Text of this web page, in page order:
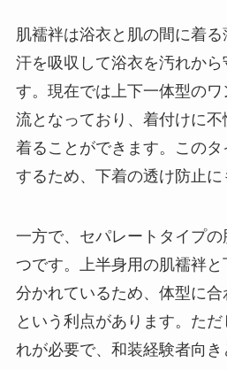
肌襦袢は浴衣と肌の間に着
汗を吸収して浴衣を汚れから
す。現在では上下一体型の
流となっており、着付けに
着ることができます。この
するため、下着の透け防止に
一方で、セパレートタイプ
つです。上半身用の肌襦袢
分かれているため、体型に
という利点があります。た
れが必要で、和装経験者向き